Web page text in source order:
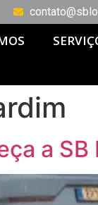
a SB